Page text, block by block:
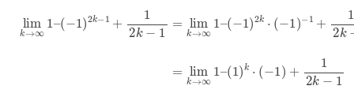
→ )2 →
1 − ∞
( )+